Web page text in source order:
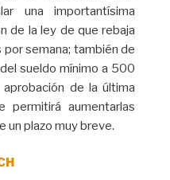
una importantísima
de la ley de que rebaja
por semana; también de
sueldo mínimo a 500
de la última
permitirá aumentarlas
un plazo muy breve.